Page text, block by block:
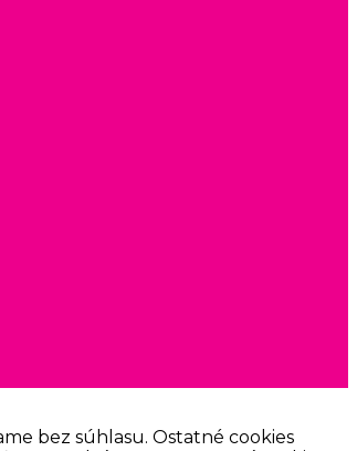
bez súhlasu. Ostatné cookies